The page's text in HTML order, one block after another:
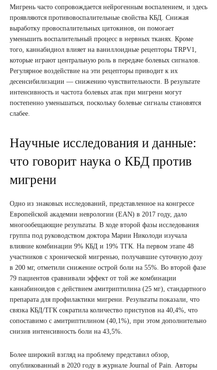
Мигрень часто сопровождается нейрогенным воспалением, и здесь
проявляются противовоспалительные свойства КБД. Снижая
выработку провоспалительных цитокинов, он помогает
уменьшить воспалительный процесс в нервных тканях. Кроме
того, каннабидиол влияет на ваниллоидные рецепторы TRPV1,
которые играют центральную роль в передаче болевых сигналов.
Регулярное воздействие на эти рецепторы приводит к их
десенсибилизации — снижению чувствительности. В результате
интенсивность и частота болевых атак при мигрени могут
постепенно уменьшаться, поскольку болевые сигналы становятся
слабее.
Научные исследования и данные:
что говорит наука о КБД против
мигрени
Одно из знаковых исследований, представленное на конгрессе
Европейской академии неврологии (EAN) в 2017 году, дало
многообещающие результаты. В ходе второй фазы исследования
группа под руководством доктора Марии Николоди изучала
влияние комбинации 9% КБД и 19% ТГК. На первом этапе 48
участников с хронической мигренью, получавшие суточную дозу
в 200 мг, отметили снижение острой боли на 55%. Во второй фазе
79 пациентов сравнивали эффект от той же комбинации
каннабиноидов с действием амитриптилина (25 мг), стандартного
препарата для профилактики мигрени. Результаты показали, что
связка КБД/ТГК сократила количество приступов на 40,4%, что
сопоставимо с амитриптилином (40,1%), при этом дополнительно
снизив интенсивность боли на 43,5%.
Более широкий взгляд на проблему представил обзор,
опубликованный в 2020 году в журнале Journal of Pain. Авторы